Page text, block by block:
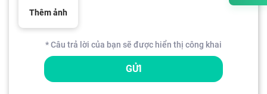
Thêm ảnh
* Câu trả lời của bạn sẽ được hiển thị công khai
GỬI